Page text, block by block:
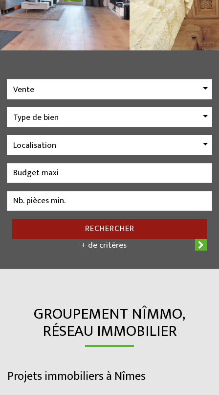
Vente
Type de bien
Localisation
RECHERCHER
+ de critéres
GROUPEMENT NÎMMO,
RÉSEAU IMMOBILIER
Projets immobiliers à Nîmes